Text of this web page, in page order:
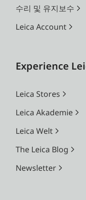
수리 및 유지보수
Leica Account
Experience
Leica Stores
Leica Akademie
Leica Welt
The Leica Blog
Newsletter